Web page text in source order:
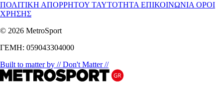
ΠΟΛΙΤΙΚΗ ΑΠΟΡΡΗΤΟΥ ΤΑΥΤΟΤΗΤΑ ΕΠΙΚΟΙΝΩΝΙΑ ΟΡΟΙ
ΧΡΗΣΗΣ
© 2026 MetroSport
ΓΕΜΗ: 059043304000
Built to matter by // Don't Matter //